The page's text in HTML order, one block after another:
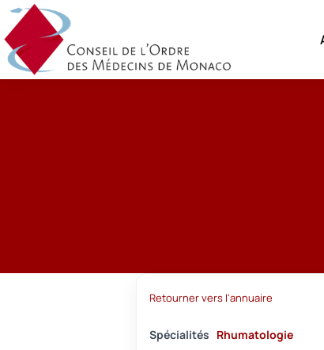
Retourner vers l'annuaire
Spécialités Rhumatologie